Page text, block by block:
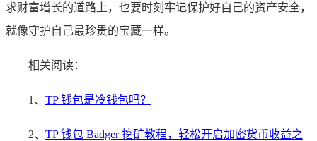
求财富增长的道路上，也要时刻牢记保护好自己的资产安全，
就像守护自己最珍贵的宝藏一样。
相关阅读：
1、 TP 钱包是冷钱包吗？
2、 TP 钱包 Badger 挖矿教程，轻松开启加密货币收益之